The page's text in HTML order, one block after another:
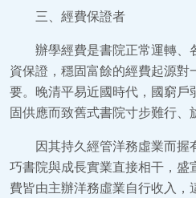
三、經費保證者
辦學經費是書院正常運轉、
資保證，穩固富餘的經費起源對
要。晚清平易近國時代，國窮戶
固供應而致舊式書院寸步難行、
因其持久經管洋務虛業而
巧書院與成長實業直接相干，盛
費皆由主辦洋務虛業自行收入，